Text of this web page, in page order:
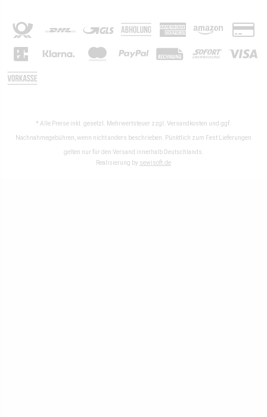
* Alle Preise inkl. gesetzl. Mehrwertsteuer zzgl. Versandkosten und ggf.
Nachnahmegebühren, wenn nicht anders beschrieben. Pünktlich zum Fest Lieferungen
gelten nur für den Versand innerhalb Deutschlands.
Realisierung by sewisoft.de